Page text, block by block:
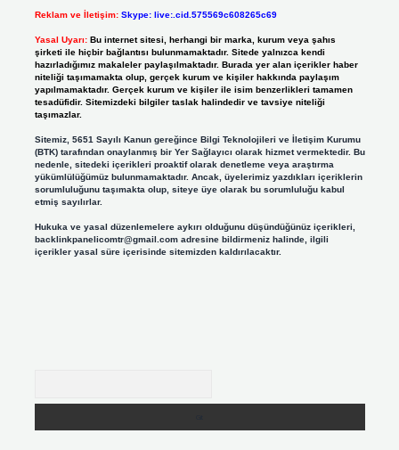
Reklam ve İletişim: Skype: live:.cid.575569c608265c69
Yasal Uyarı: Bu internet sitesi, herhangi bir marka, kurum veya şahıs
şirketi ile hiçbir bağlantısı bulunmamaktadır. Sitede yalnızca kendi
hazırladığımız makaleler paylaşılmaktadır. Burada yer alan içerikler haber
niteliği taşımamakta olup, gerçek kurum ve kişiler hakkında paylaşım
yapılmamaktadır. Gerçek kurum ve kişiler ile isim benzerlikleri tamamen
tesadüfidir. Sitemizdeki bilgiler taslak halindedir ve tavsiye niteliği
taşımazlar.
Sitemiz, 5651 Sayılı Kanun gereğince Bilgi Teknolojileri ve İletişim Kurumu
(BTK) tarafından onaylanmış bir Yer Sağlayıcı olarak hizmet vermektedir. Bu
nedenle, sitedeki içerikleri proaktif olarak denetleme veya araştırma
yükümlülüğümüz bulunmamaktadır. Ancak, üyelerimiz yazdıkları içeriklerin
sorumluluğunu taşımakta olup, siteye üye olarak bu sorumluluğu kabul
etmiş sayılırlar.
Hukuka ve yasal düzenlemelere aykırı olduğunu düşündüğünüz içerikleri,
backlinkpanelicomtr@gmail.comadresine bildirmeniz halinde, ilgili
içerikler yasal süre içerisinde sitemizden kaldırılacaktır.